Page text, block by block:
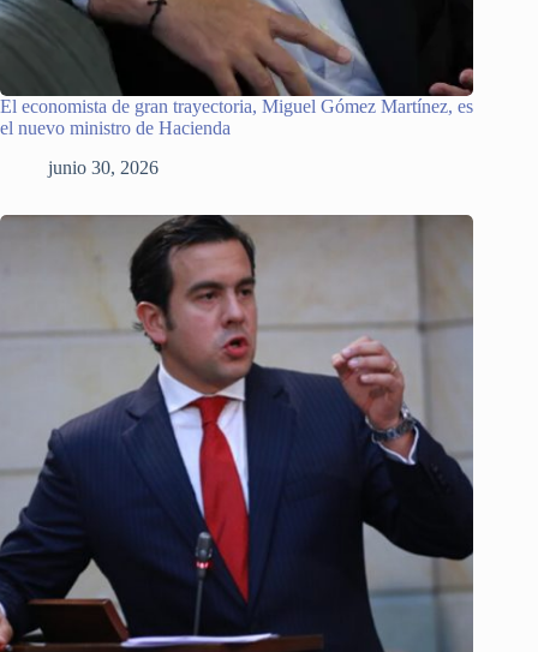
El economista de gran trayectoria, Miguel Gómez Martínez, es
el nuevo ministro de Hacienda
junio 30, 2026